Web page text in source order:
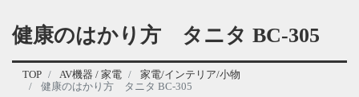
健康のはかり方 タニタ BC-305
TOP AV機器 / 家電
家電/インテリア/小物
健康のはかり方 タニタ BC-305